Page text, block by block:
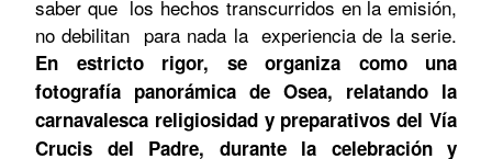
saber que los hechos transcurridos en la emisión,
no debilitan para nada la experiencia de la serie.
En estricto rigor, se organiza como una
fotografía panorámica de Osea, relatando la
carnavalesca religiosidad y preparativos del Vía
Crucis del Padre, durante la celebración y